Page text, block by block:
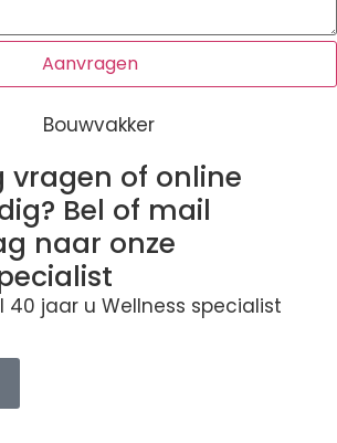
vragen of online
Bel of mail
naar onze
40 jaar u Wellness specialist